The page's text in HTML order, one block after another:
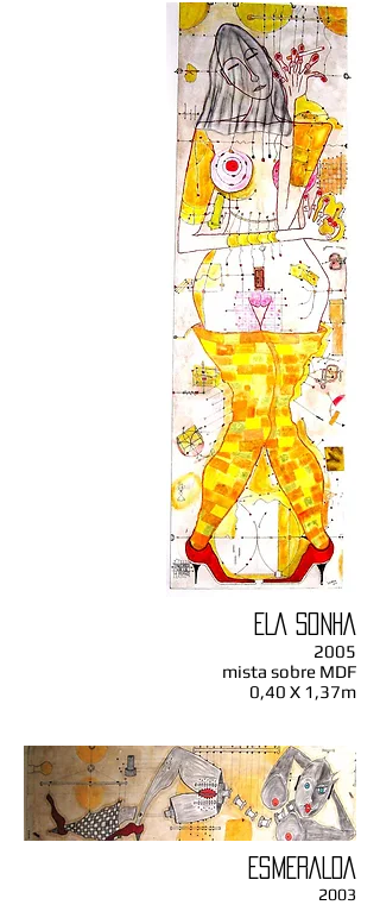
ELA SONHA
2005
mista sobre MDF
0,40 X 1,37m
ESMERALDA
2003